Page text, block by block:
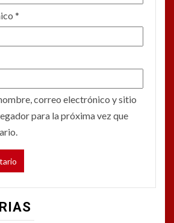
*
correo electrónico y sitio
para la próxima vez que